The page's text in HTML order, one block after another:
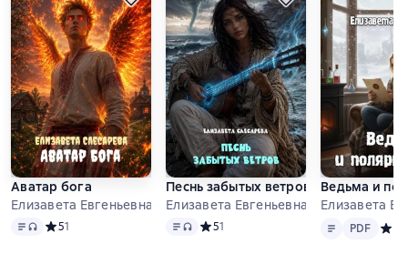
Аватар бога
Елизавета Евгеньевна Слесарева
Text, Audioformat verfügbar
Средний рейтинг 5 на основе 1 оценок
51
Песнь забытых ветров
Елизавета Евгеньевна Слесарева
Text, Audioformat verfügbar
Средний рейтинг 5 на основе 1 оценок
51
Ведьма и
Елизавета
Text PDF
PDF